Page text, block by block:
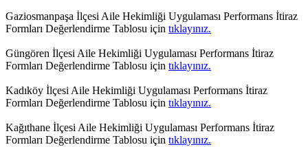
Gaziosmanpaşa İlçesi Aile Hekimliği Uygulaması Performans İtiraz
Formları Değerlendirme Tablosu için tıklayınız.
Güngören İlçesi Aile Hekimliği Uygulaması Performans İtiraz
Formları Değerlendirme Tablosu için tıklayınız.
Kadıköy İlçesi Aile Hekimliği Uygulaması Performans İtiraz
Formları Değerlendirme Tablosu için tıklayınız.
Kağıthane İlçesi Aile Hekimliği Uygulaması Performans İtiraz
Formları Değerlendirme Tablosu için tıklayınız.